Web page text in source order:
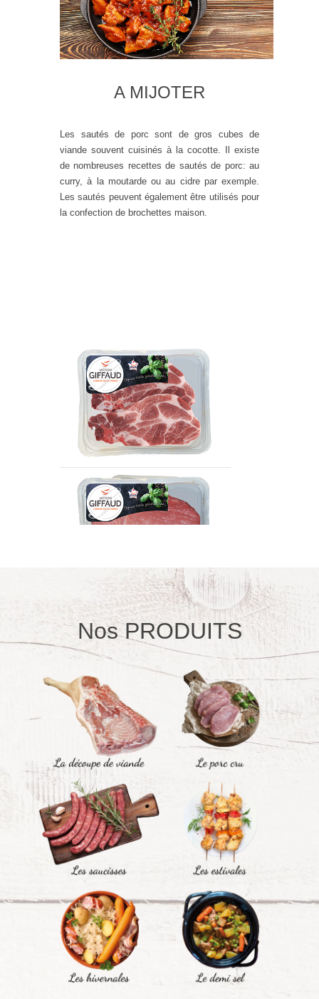
A MIJOTER
Les sautés de porc sont de gros cubes de
viande souvent cuisinés à la cocotte. Il existe
de nombreuses recettes de sautés de porc: au
curry, à la moutarde ou au cidre par exemple.
Les sautés peuvent également être utilisés pour
la confection de brochettes maison.
Nos PRODUITS